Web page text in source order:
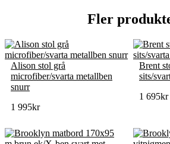
Fler
Alison stol grå
microfiber/svarta metallben
snurr
1 995kr
Brent
sits/
1 695kr